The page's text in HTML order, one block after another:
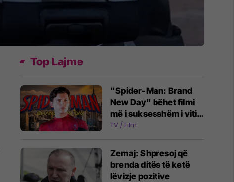
Top Lajme
"Spider-Man: Brand
New Day" bëhet filmi
më i suksesshëm i vitit
2026 - kalon 1 miliard
TV / Film
Zemaj: Shpresoj që
brenda ditës të ketë
lëvizje pozitive